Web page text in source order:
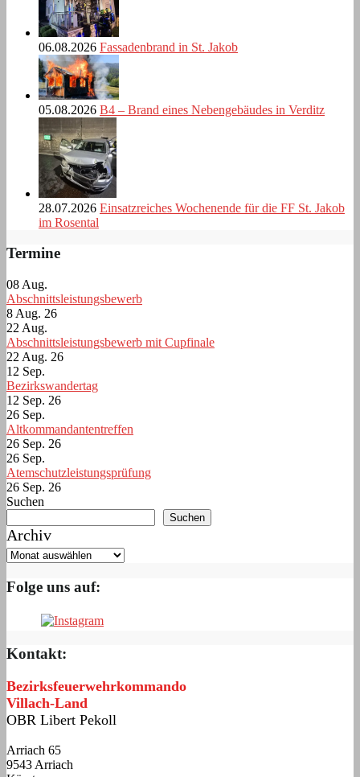
06.08.2026 Fassadenbrand in St. Jakob
05.08.2026 B4 – Brand eines Nebengebäudes in Verditz
28.07.2026 Einsatzreiches Wochenende für die FF St. Jakob
im Rosental
Termine
08 Aug.
Abschnittsleistungsbewerb
8 Aug. 26
22 Aug.
Abschnittsleistungsbewerb mit Cupfinale
22 Aug. 26
12 Sep.
Bezirkswandertag
12 Sep. 26
26 Sep.
Altkommandantentreffen
26 Sep. 26
26 Sep.
Atemschutzleistungsprüfung
26 Sep. 26
Suchen
Suchen
Archiv
Folge uns auf:
Kontakt:
Bezirksfeuerwehrkommando
Villach-Land
OBR Libert Pekoll
Arriach 65
9543 Arriach